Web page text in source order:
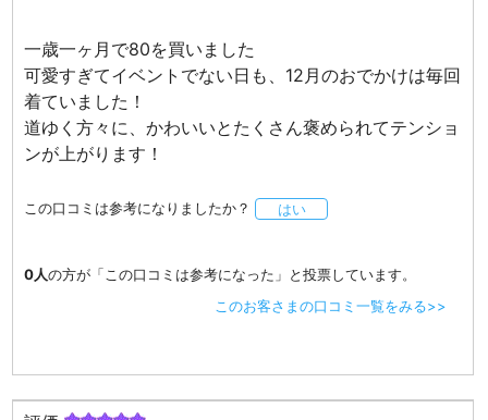
一歳一ヶ月で80を買いました
可愛すぎてイベントでない日も、12月のおでかけは毎回
着ていました！
道ゆく方々に、かわいいとたくさん褒められてテンショ
ンが上がります！
この口コミは参考になりましたか？ はい
0人の方が「この口コミは参考になった」と投票しています。
このお客さまの口コミ一覧をみる>>